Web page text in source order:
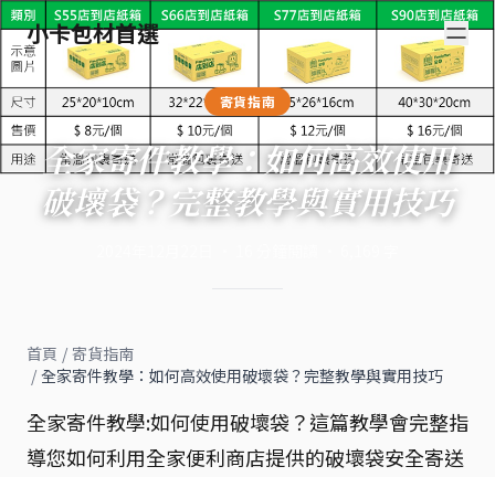
小卡包材首選
寄貨指南
全家寄件教學：如何高效使用
破壞袋？完整教學與實用技巧
首頁 / 寄貨指南
/ 全家寄件教學：如何高效使用破壞袋？完整教學與實用技巧
全家寄件教學:如何使用破壞袋？這篇教學會完整指
導您如何利用全家便利商店提供的破壞袋安全寄送